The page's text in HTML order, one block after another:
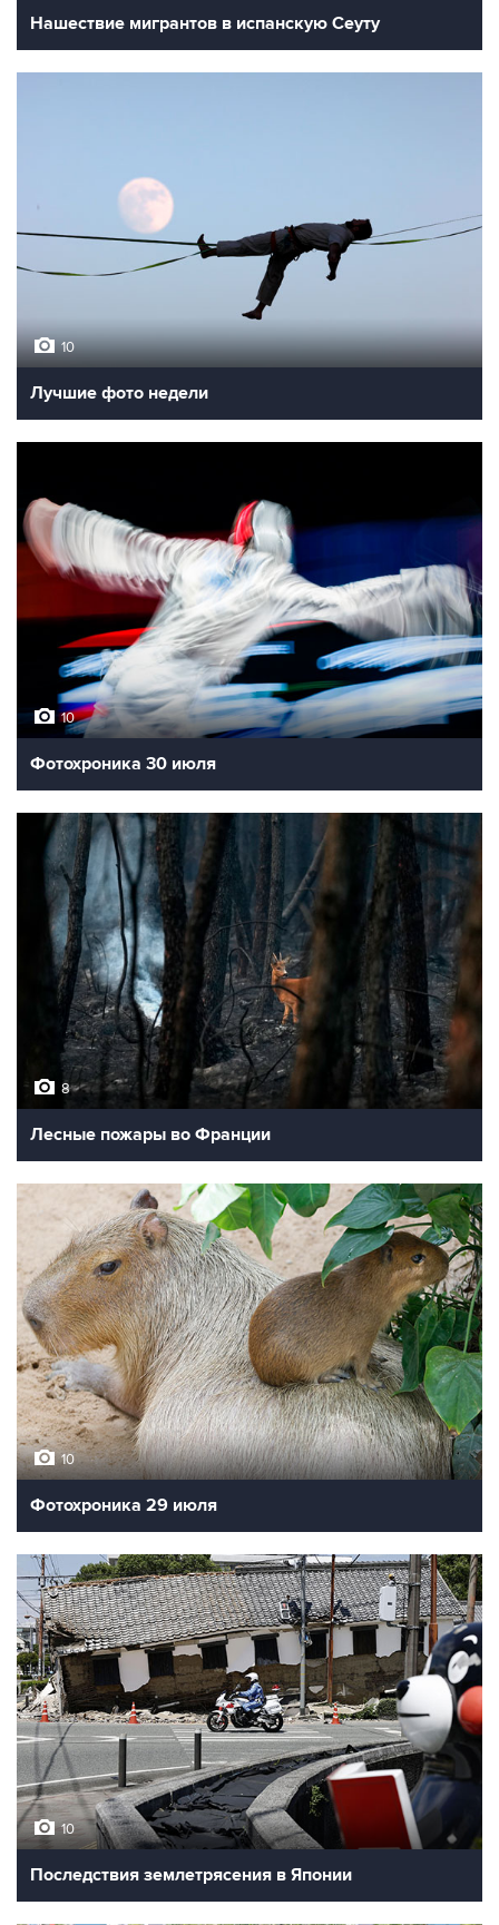
Нашествие мигрантов в испанскую Сеуту
10
Лучшие фото недели
10
Фотохроника 30 июля
8
Лесные пожары во Франции
10
Фотохроника 29 июля
10
Последствия землетрясения в Японии